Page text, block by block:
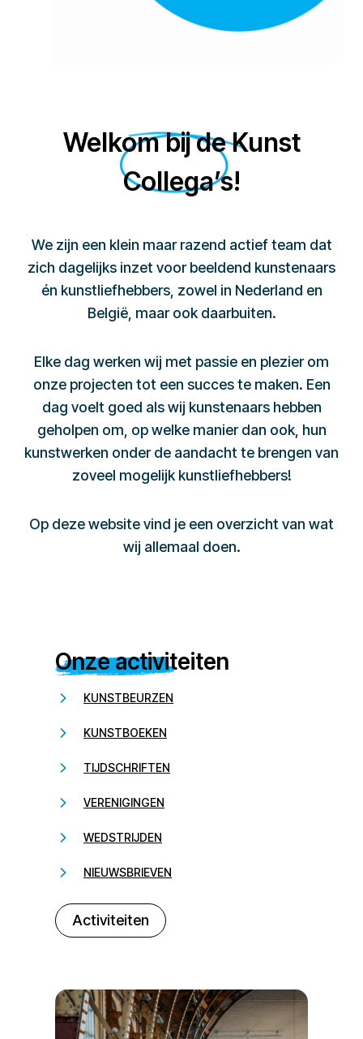
Welkom bij de Kunst
Collega’s!
We zijn een klein maar razend actief team dat
zich dagelijks inzet voor beeldend kunstenaars
én kunstliefhebbers, zowel in Nederland en
België, maar ook daarbuiten.
Elke dag werken wij met passie en plezier om
onze projecten tot een succes te maken. Een
dag voelt goed als wij kunstenaars hebben
geholpen om, op welke manier dan ook, hun
kunstwerken onder de aandacht te brengen van
zoveel mogelijk kunstliefhebbers!
Op deze website vind je een overzicht van wat
wij allemaal doen.
Onze activiteiten
KUNSTBEURZEN
KUNSTBOEKEN
TIJDSCHRIFTEN
VERENIGINGEN
WEDSTRIJDEN
NIEUWSBRIEVEN
Activiteiten
232323